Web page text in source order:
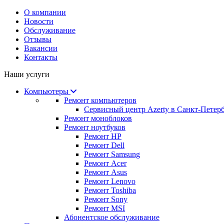
О компании
Новости
Обслуживание
Отзывы
Вакансии
Контакты
Наши услуги
Компьютеры
Ремонт компьютеров
Сервисный центр Azerty в Санкт-
Ремонт моноблоков
Ремонт ноутбуков
Ремонт HP
Ремонт Dell
Ремонт Samsung
Ремонт Acer
Ремонт Asus
Ремонт Lenovo
Ремонт Toshiba
Ремонт Sony
Ремонт MSI
Абонентское обслуживание